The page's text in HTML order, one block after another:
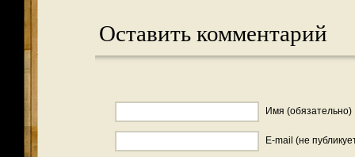
Оставить комментарий
Имя (обязательно)
E-mail (не